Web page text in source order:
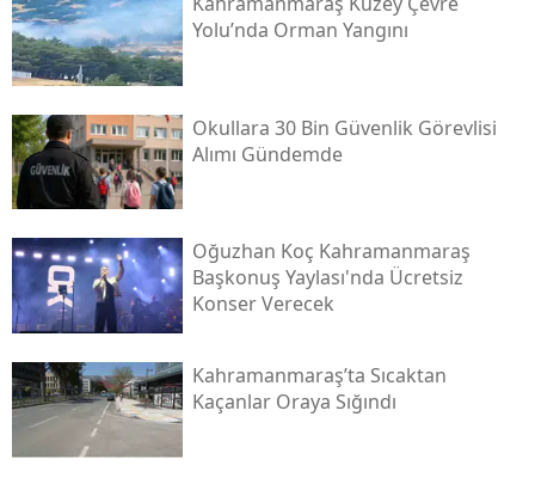
Yolu’nda Orman Yangını
Okullara 30 Bin Güvenlik Görevlisi
Alımı Gündemde
Oğuzhan Koç Kahramanmaraş
Başkonuş Yaylası'nda Ücretsiz
Konser Verecek
Kahramanmaraş’ta Sıcaktan
Kaçanlar Oraya Sığındı